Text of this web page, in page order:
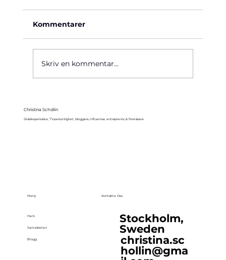
Kommentarer
Skriv en kommentar...
Christina Schollin
Skådespelerska, TV-personlighet, bloggare, influencer, entreprenör, & föreläsare.
Meny
Hem
Samarbeten
Blogg
Kontakta Oss
Stockholm,
Sweden
christina.sc
hollin@gma